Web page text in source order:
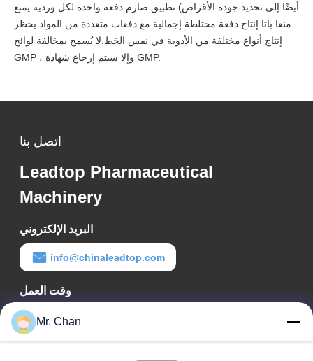
أيضًا إلى تحديد جودة الأقراص).تطبيق صارم دفعة واحدة لكل وردية.يمنع
منعا باتا إنتاج دفعة مختلطة إجمالية مع دفعات متعددة من المواد.يحظر
إنتاج أنواع مختلفة من الأدوية في نفس الخط.لا يُسمح بمخالفة لوائح
GMP ، وإلا سيتم إرجاع شهادة GMP.
اتصل بنا
Leadtop Pharmaceutical
Machinery
البريد الإلكتروني
info@chinaleadtop.com
وقت العمل
8:30-22:30
عنواننا
Mr. Chan